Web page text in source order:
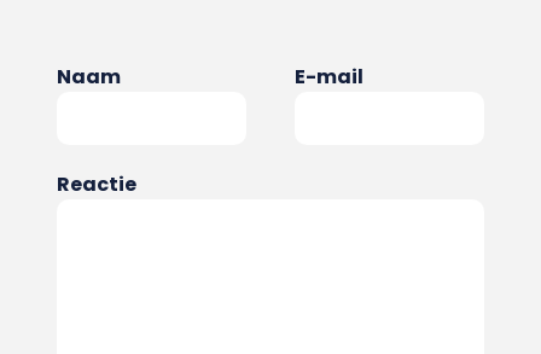
Naam E-mail
Reactie